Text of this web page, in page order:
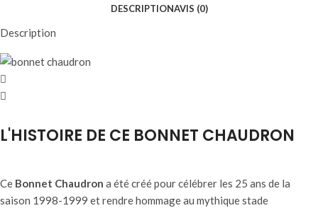
DESCRIPTIONAVIS (0)
Description
L'HISTOIRE DE CE BONNET CHAUDRON
Ce Bonnet Chaudron a été créé pour célébrer les 25 ans de la
saison 1998-1999 et rendre hommage au mythique stade